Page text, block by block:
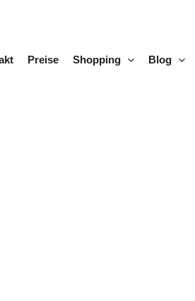
Preise Shopping Blog